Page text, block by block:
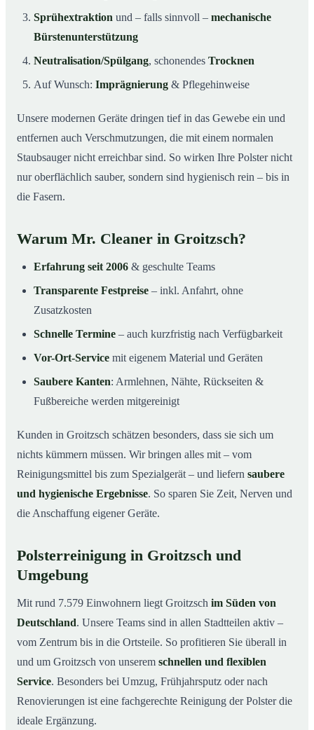
Sprühextraktion und – falls sinnvoll – mechanische
Bürstenunterstützung
Neutralisation/Spülgang, schonendes Trocknen
Auf Wunsch: Imprägnierung & Pflegehinweise
Unsere modernen Geräte dringen tief in das Gewebe ein und
entfernen auch Verschmutzungen, die mit einem normalen
Staubsauger nicht erreichbar sind. So wirken Ihre Polster nicht
nur oberflächlich sauber, sondern sind hygienisch rein – bis in
die Fasern.
Warum Mr. Cleaner in Groitzsch?
Erfahrung seit 2006 & geschulte Teams
Transparente Festpreise – inkl. Anfahrt, ohne
Zusatzkosten
Schnelle Termine – auch kurzfristig nach Verfügbarkeit
Vor-Ort-Service mit eigenem Material und Geräten
Saubere Kanten: Armlehnen, Nähte, Rückseiten &
Fußbereiche werden mitgereinigt
Kunden in Groitzsch schätzen besonders, dass sie sich um
nichts kümmern müssen. Wir bringen alles mit – vom
Reinigungsmittel bis zum Spezialgerät – und liefern saubere
und hygienische Ergebnisse. So sparen Sie Zeit, Nerven und
die Anschaffung eigener Geräte.
Polsterreinigung in Groitzsch und
Umgebung
Mit rund 7.579 Einwohnern liegt Groitzsch im Süden von
Deutschland. Unsere Teams sind in allen Stadtteilen aktiv –
vom Zentrum bis in die Ortsteile. So profitieren Sie überall in
und um Groitzsch von unserem schnellen und flexiblen
Service. Besonders bei Umzug, Frühjahrsputz oder nach
Renovierungen ist eine fachgerechte Reinigung der Polster die
ideale Ergänzung.